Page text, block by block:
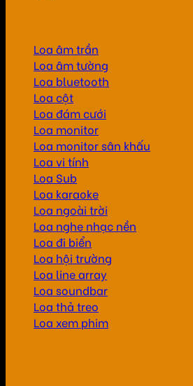
Loa âm trần
Loa âm tường
Loa bluetooth
Loa cột
Loa đám cưới
Loa monitor
Loa monitor sân khấu
Loa vi tính
Loa Sub
Loa karaoke
Loa ngoài trời
Loa nghe nhạc nền
Loa đi biển
Loa hội trường
Loa line array
Loa soundbar
Loa thả treo
Loa xem phim